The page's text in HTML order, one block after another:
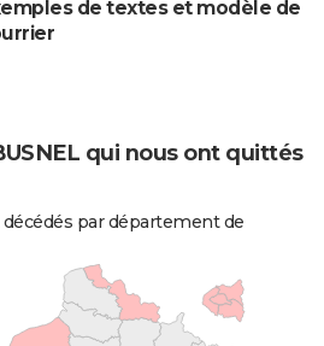
de textes et modèle de
qui nous ont quittés
par département de